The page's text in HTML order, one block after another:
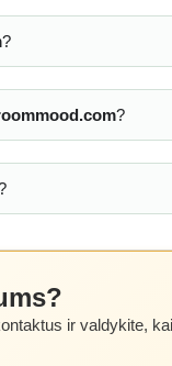
?
?
ir valdykite,